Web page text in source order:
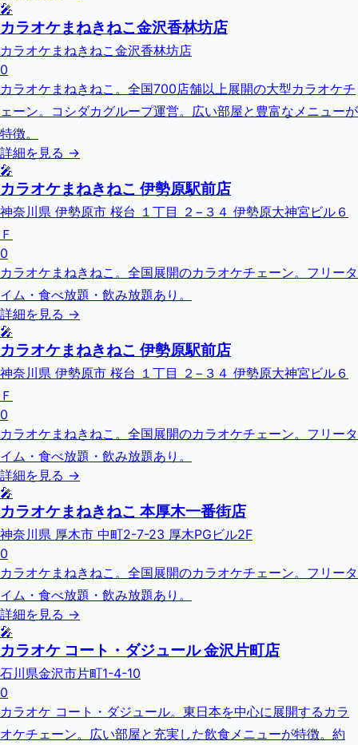
🎤
カラオケまねきねこ金沢香林坊店
カラオケまねきねこ金沢香林坊店
0
カラオケまねきねこ。全国700店舗以上展開の大型カラオケチ
ェーン。コシダカグループ運営。広い部屋と豊富なメニューが
特徴。
詳細を見る →
🎤
カラオケまねきねこ 伊勢原駅前店
神奈川県 伊勢原市 桜台 １丁目 ２−３４ 伊勢原大神宮ビル６
Ｆ
0
カラオケまねきねこ。全国展開のカラオケチェーン。フリータ
イム・食べ放題・飲み放題あり。
詳細を見る →
🎤
カラオケまねきねこ 伊勢原駅前店
神奈川県 伊勢原市 桜台 １丁目 ２−３４ 伊勢原大神宮ビル６
Ｆ
0
カラオケまねきねこ。全国展開のカラオケチェーン。フリータ
イム・食べ放題・飲み放題あり。
詳細を見る →
🎤
カラオケまねきねこ 本厚木一番街店
神奈川県 厚木市 中町2-7-23 厚木PGビル2F
0
カラオケまねきねこ。全国展開のカラオケチェーン。フリータ
イム・食べ放題・飲み放題あり。
詳細を見る →
🎤
カラオケ コート・ダジュール 金沢片町店
石川県金沢市片町1-4-10
0
カラオケ コート・ダジュール。東日本を中心に展開するカラ
オケチェーン。広い部屋と充実した飲食メニューが特徴。約